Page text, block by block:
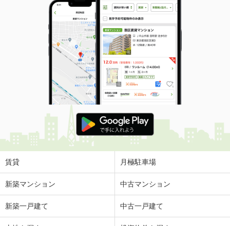
賃貸 月極駐車場
新築マンション 中古マンション
新築一戸建て 中古一戸建て